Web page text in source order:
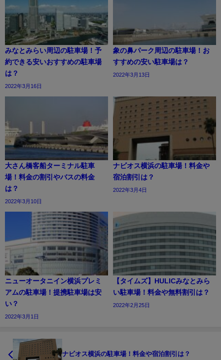
みなとみらい周辺の駐車場！予
約できる安いおすすめの駐車場
は？
2022年3月16日
象の鼻パーク周辺の駐車場！お
すすめの安い駐車場は？
2022年3月13日
大さん橋客船ターミナル駐車
場！料金の割引やバスの料金
は？
2022年3月10日
ナビオス横浜の駐車場！料金や
宿泊割引は？
2022年3月4日
ニューオータニイン横浜プレミ
アムの駐車場！提携駐車場は安
い？
2022年3月1日
【タイムズ】HULICみなとみら
い駐車場！料金や無料割引は？
2022年2月25日
ナビオス横浜の駐車場！料金や宿泊割引は？